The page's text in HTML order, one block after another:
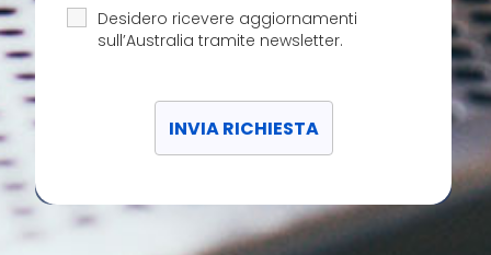
Desidero ricevere aggiornamenti
sull’Australia tramite newsletter.